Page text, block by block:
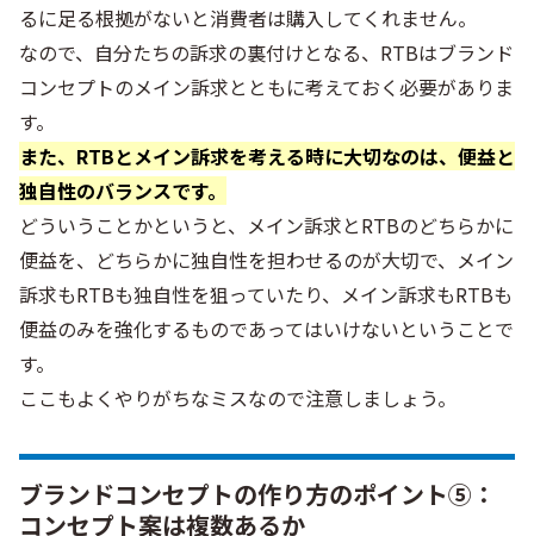
るに足る根拠がないと消費者は購入してくれません。
なので、自分たちの訴求の裏付けとなる、RTBはブランド
コンセプトのメイン訴求とともに考えておく必要がありま
す。
また、RTBとメイン訴求を考える時に大切なのは、便益と
独自性のバランスです。
どういうことかというと、メイン訴求とRTBのどちらかに
便益を、どちらかに独自性を担わせるのが大切で、メイン
訴求もRTBも独自性を狙っていたり、メイン訴求もRTBも
便益のみを強化するものであってはいけないということで
す。
ここもよくやりがちなミスなので注意しましょう。
ブランドコンセプトの作り方のポイント⑤：
コンセプト案は複数あるか